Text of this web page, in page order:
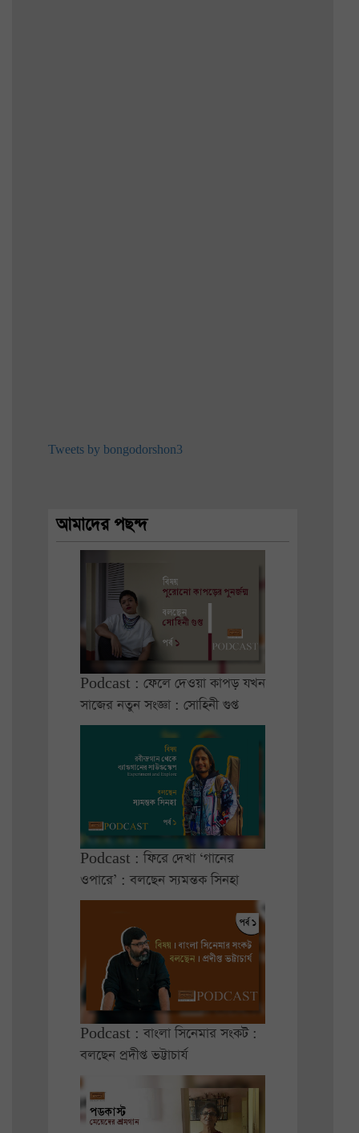
Tweets by bongodorshon3
আমাদের পছন্দ
Podcast : ফেলে দেওয়া কাপড় যখন
সাজের নতুন সংজ্ঞা : সোহিনী গুপ্ত
Podcast : ফিরে দেখা ‘গানের
ওপারে’ : বলছেন স্যমন্তক সিনহা
Podcast : বাংলা সিনেমার সংকট :
বলছেন প্রদীপ্ত ভট্টাচার্য